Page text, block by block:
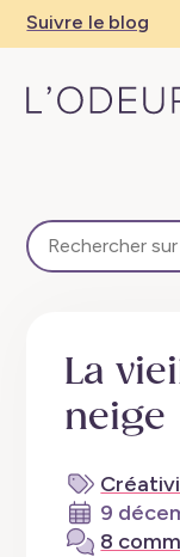
Suivre le blog
du
Café
créativité,
recettes
La
neige
9
8